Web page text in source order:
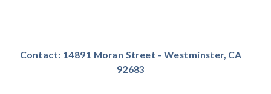
Contact: 14891 Moran Street - Westminster, CA
92683